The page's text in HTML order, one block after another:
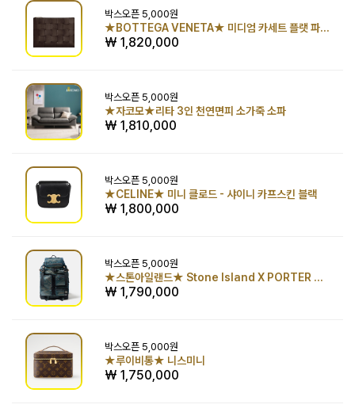
박스오픈 5,000원
★BOTTEGA VENETA★ 미디엄 카세트 플랫 파우치 폰단트
₩ 1,820,000
박스오픈 5,000원
★자코모★리타 3인 천연면피 소가죽 소파
₩ 1,810,000
박스오픈 5,000원
★CELINE★ 미니 클로드 - 샤이니 카프스킨 블랙
₩ 1,800,000
박스오픈 5,000원
★스톤아일랜드★ Stone Island X PORTER 백팩
₩ 1,790,000
박스오픈 5,000원
★루이비통★ 니스미니
₩ 1,750,000